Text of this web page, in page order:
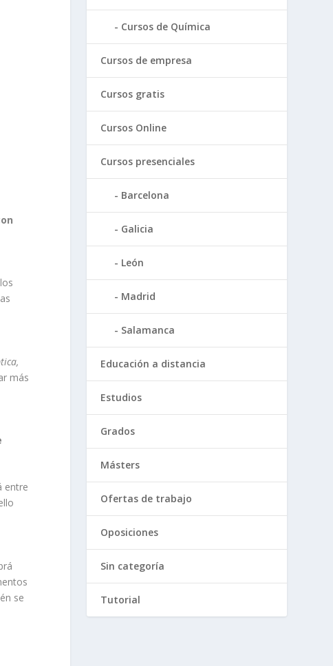
más
entre
se
Cursos de Química
Cursos de empresa
Cursos gratis
Cursos Online
Cursos presenciales
Barcelona
Galicia
León
Madrid
Salamanca
Educación a distancia
Estudios
Grados
Másters
Ofertas de trabajo
Oposiciones
Sin categoría
Tutorial